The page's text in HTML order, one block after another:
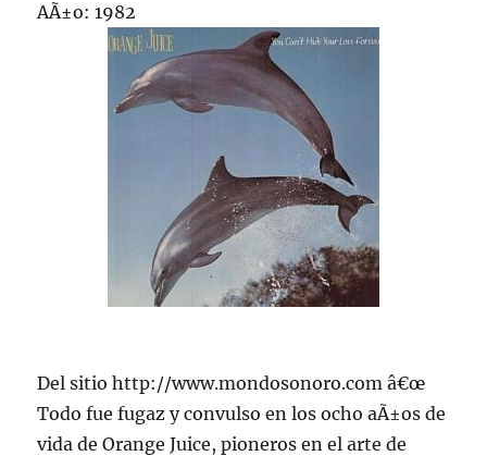
AÃ±o: 1982
Del sitio http://www.mondosonoro.com â€œ
Todo fue fugaz y convulso en los ocho aÃ±os de
vida de Orange Juice, pioneros en el arte de